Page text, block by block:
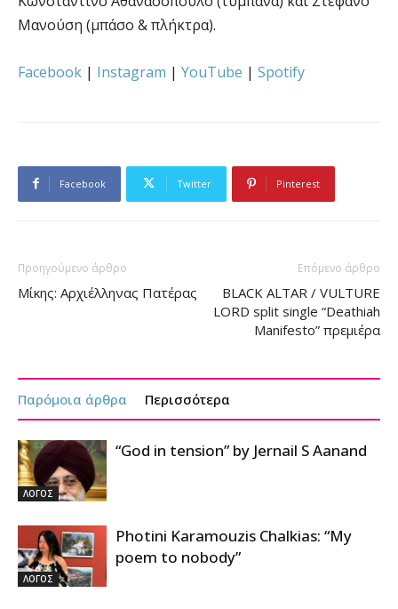
Μανούση (μπάσο & πλήκτρα).
Facebook | Instagram | YouTube | Spotify
Facebook Twitter Pinterest
Προηγούμενο άρθρο
Μίκης: Αρχιέλληνας Πατέρας
Επόμενο άρθρο
BLACK ALTAR / VULTURE
LORD split single “Deathiah
Manifesto” πρεμιέρα
Παρόμοια άρθρα Περισσότερα
ΛΟΓΟΣ
“God in tension” by Jernail S Aanand
ΛΟΓΟΣ
Photini Karamouzis Chalkias: “My
poem to nobody”